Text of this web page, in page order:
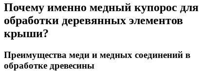
Почему именно медный купорос для
обработки деревянных элементов
крыши?
Преимущества меди и медных соединений в
обработке древесины